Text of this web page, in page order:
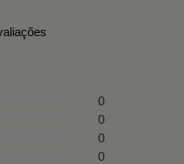
0
0
0
0